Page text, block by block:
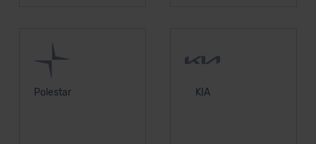
Polestar KIA